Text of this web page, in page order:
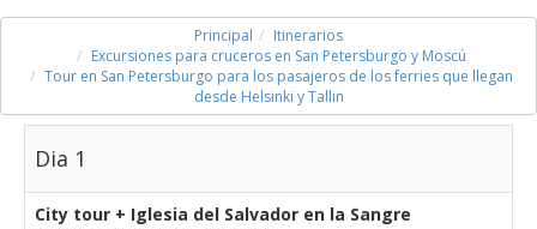
Principal
Itinerarios
Excursiones para cruceros en San Petersburgo y Moscú
Tour en San Petersburgo para los pasajeros de los ferries que llegan
desde Helsinki y Tallin
Dia 1
City tour + Iglesia del Salvador en la Sangre